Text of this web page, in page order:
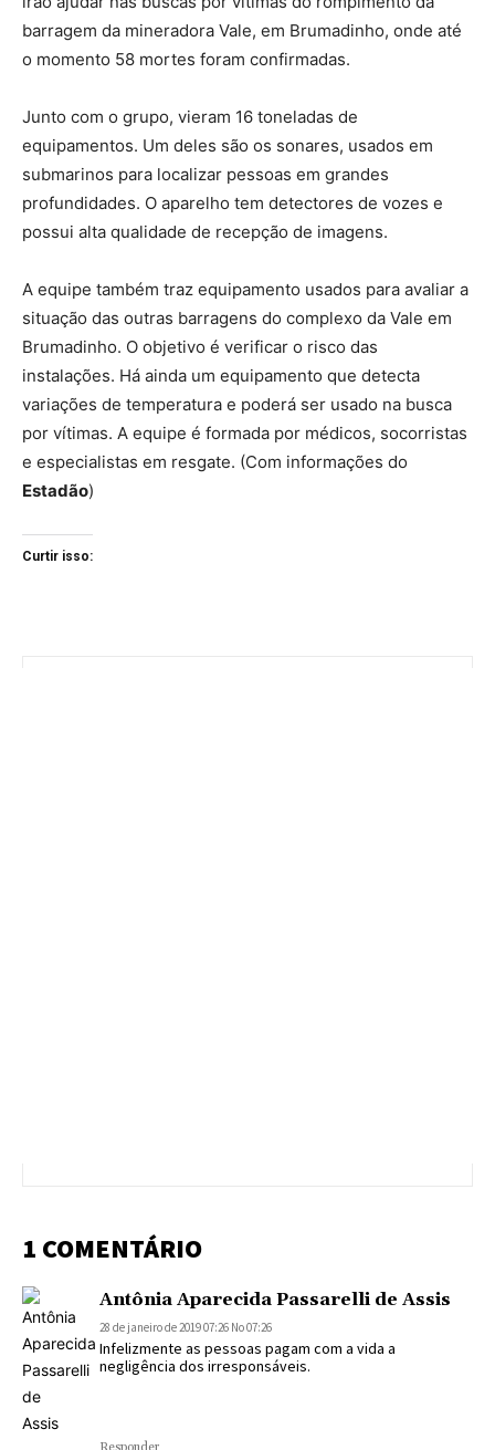
barragem da mineradora Vale, em Brumadinho, onde até
o momento 58 mortes foram confirmadas.
Junto com o grupo, vieram 16 toneladas de
equipamentos. Um deles são os sonares, usados em
submarinos para localizar pessoas em grandes
profundidades. O aparelho tem detectores de vozes e
possui alta qualidade de recepção de imagens.
A equipe também traz equipamento usados para avaliar a
situação das outras barragens do complexo da Vale em
Brumadinho. O objetivo é verificar o risco das
instalações. Há ainda um equipamento que detecta
variações de temperatura e poderá ser usado na busca
por vítimas. A equipe é formada por médicos, socorristas
e especialistas em resgate. (Com informações do
Estadão)
Curtir isso:
1 COMENTÁRIO
Antônia Aparecida Passarelli de Assis
28 de janeiro de 2019 07:26 No 07:26
Infelizmente as pessoas pagam com a vida a
negligência dos irresponsáveis.